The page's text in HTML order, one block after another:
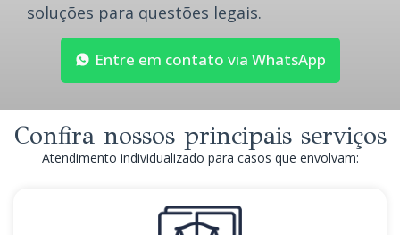
soluções para questões legais.
Entre em contato via WhatsApp
Confira nossos principais serviços
Atendimento individualizado para casos que envolvam: